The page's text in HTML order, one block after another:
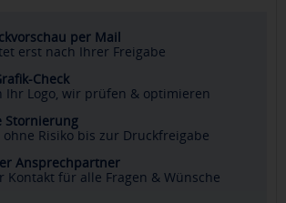
per Mail
erst nach Ihrer Freigabe
Check
Ihr Logo, wir prüfen & optimieren
Stornierung
Risiko bis zur Druckfreigabe
Ansprechpartner
Kontakt für alle Fragen & Wünsche